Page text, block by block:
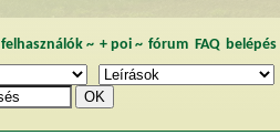
felhasználók~ + poi~ fórum FAQ belépés